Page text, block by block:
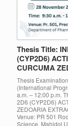
Thesis Title:
(CYP2D6)
CURCUMA
Thesis
(International
a.m. – 12:00 p.m.
2D6 (CYP2D6)
ZEDOARIA
Venue: PR 501
Science, Mahidol